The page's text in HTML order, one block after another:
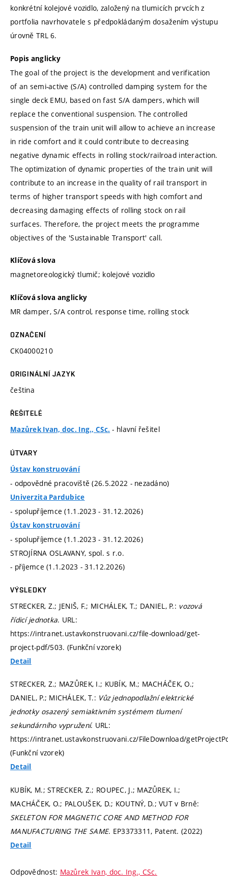
konkrétní kolejové vozidlo, založený na tlumicích prvcích z
portfolia navrhovatele s předpokládaným dosažením výstupu
úrovně TRL 6.
Popis anglicky
The goal of the project is the development and verification
of an semi-active (S/A) controlled damping system for the
single deck EMU, based on fast S/A dampers, which will
replace the conventional suspension. The controlled
suspension of the train unit will allow to achieve an increase
in ride comfort and it could contribute to decreasing
negative dynamic effects in rolling stock/railroad interaction.
The optimization of dynamic properties of the train unit will
contribute to an increase in the quality of rail transport in
terms of higher transport speeds with high comfort and
decreasing damaging effects of rolling stock on rail
surfaces. Therefore, the project meets the programme
objectives of the 'Sustainable Transport' call.
Klíčová slova
magnetoreologický tlumič; kolejové vozidlo
Klíčová slova anglicky
MR damper, S/A control, response time, rolling stock
OZNAČENÍ
CK04000210
ORIGINÁLNÍ JAZYK
čeština
ŘEŠITELÉ
Mazůrek Ivan, doc. Ing., CSc. - hlavní řešitel
ÚTVARY
Ústav konstruování
- odpovědné pracoviště (26.5.2022 - nezadáno)
Univerzita Pardubice
- spolupříjemce (1.1.2023 - 31.12.2026)
Ústav konstruování
- spolupříjemce (1.1.2023 - 31.12.2026)
STROJÍRNA OSLAVANY, spol. s r.o.
- příjemce (1.1.2023 - 31.12.2026)
VÝSLEDKY
STRECKER, Z.; JENIŠ, F.; MICHÁLEK, T.; DANIEL, P.: vozová
řídicí jednotka. URL:
https://intranet.ustavkonstruovani.cz/file-download/get-
project-pdf/503. (Funkční vzorek)
Detail
STRECKER, Z.; MAZŮREK, I.; KUBÍK, M.; MACHÁČEK, O.;
DANIEL, P.; MICHÁLEK, T.: Vůz jednopodlažní elektrické
jednotky osazený semiaktivním systémem tlumení
sekundárního vypružení. URL:
https://intranet.ustavkonstruovani.cz/FileDownload/
(Funkční vzorek)
Detail
KUBÍK, M.; STRECKER, Z.; ROUPEC, J.; MAZŮREK, I.;
MACHÁČEK, O.; PALOUŠEK, D.; KOUTNÝ, D.; VUT v Brně:
SKELETON FOR MAGNETIC CORE AND METHOD FOR
MANUFACTURING THE SAME. EP3373311, Patent. (2022)
Detail
Odpovědnost: Mazůrek Ivan, doc. Ing., CSc.